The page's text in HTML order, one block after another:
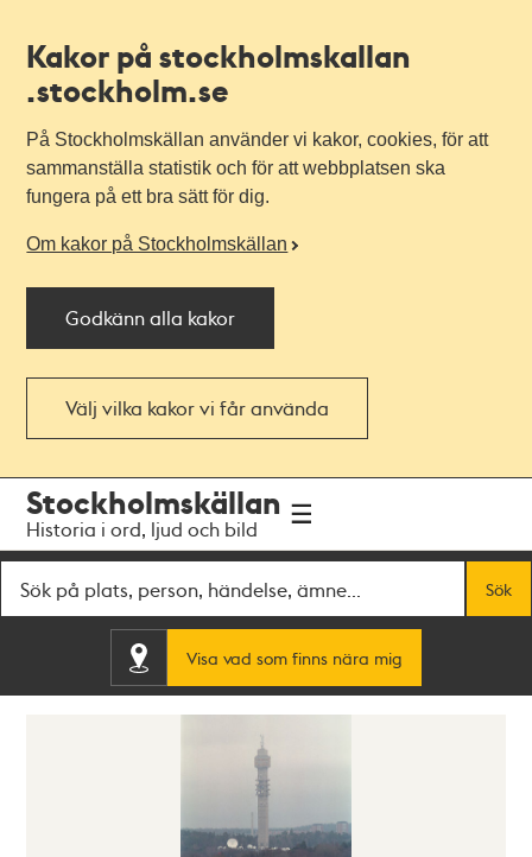
Kakor på stockholmskallan
.stockholm.se
På Stockholmskällan använder vi kakor, cookies, för att
sammanställa statistik och för att webbplatsen ska
fungera på ett bra sätt för dig.
Om kakor på Stockholmskällan
Godkänn alla kakor
Välj vilka kakor vi får använda
navigationen
huvudinnehållet
Stockholmskällan
Historia i ord, ljud och bild
Sök
Visa vad som finns nära mig